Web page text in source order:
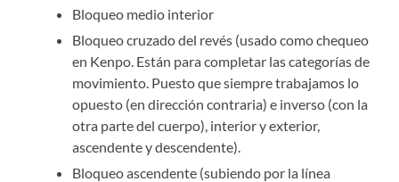
Bloqueo medio interior
Bloqueo cruzado del revés (usado como chequeo
en Kenpo. Están para completar las categorías de
movimiento. Puesto que siempre trabajamos lo
opuesto (en dirección contraria) e inverso (con la
otra parte del cuerpo), interior y exterior,
ascendente y descendente).
Bloqueo ascendente (subiendo por la línea